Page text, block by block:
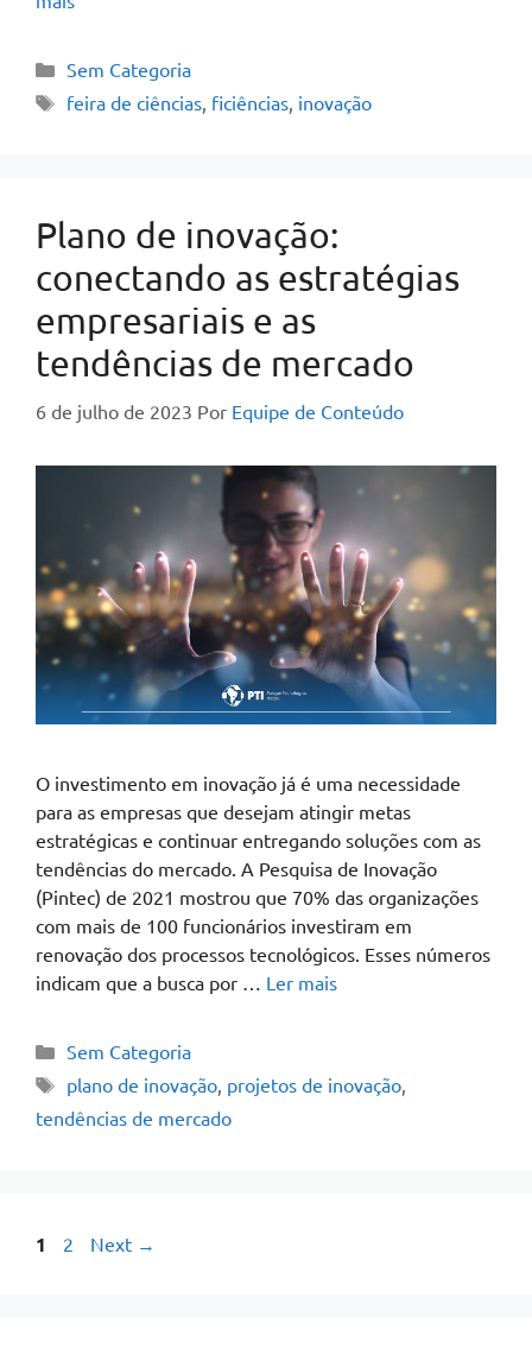
Sem Categoria
feira de ciências, ficiências, inovação
Plano de inovação:
conectando as estratégias
empresariais e as
tendências de mercado
6 de julho de 2023 Por Equipe de Conteúdo
O investimento em inovação já é uma necessidade
para as empresas que desejam atingir metas
estratégicas e continuar entregando soluções com as
tendências do mercado. A Pesquisa de Inovação
(Pintec) de 2021 mostrou que 70% das organizações
com mais de 100 funcionários investiram em
renovação dos processos tecnológicos. Esses números
indicam que a busca por … Ler mais
Sem Categoria
plano de inovação, projetos de inovação,
tendências de mercado
1 2 Next →